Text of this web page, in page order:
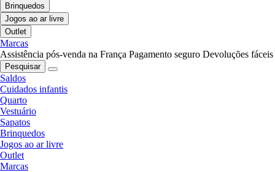
Brinquedos
Jogos ao ar livre
Outlet
Marcas
Assistência pós-venda na França Pagamento seguro Devoluções fáceis
Pesquisar
Saldos
Cuidados infantis
Quarto
Vestuário
Sapatos
Brinquedos
Jogos ao ar livre
Outlet
Marcas